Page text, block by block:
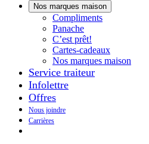
Nos marques maison
ComplimentsNotre
qui
goûte
PanacheDécouvrez
Panache
C’est prêt!
bons.
Toujours
prêts
Cartes-cadeaux
Nos marques maison
Service traiteur
Infolettre
Offres
Nous joindre
Carrières